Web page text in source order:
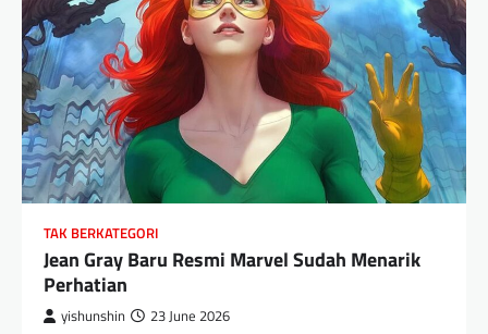
TAK BERKATEGORI
Jean Gray Baru Resmi Marvel Sudah Menarik
Perhatian
yishunshin 23 June 2026